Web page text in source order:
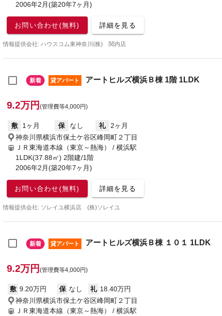
2006年2月(築20年7ヶ月)
お問い合わせ(無料) 詳細を見る
情報提供会社: ハウスコム東神奈川(株) 関内店
新着 貸アパート アートヒルズ横浜Ｂ棟 1階 1LDK
9.2万円 (管理費等4,000円)
敷 1ヶ月 保 なし 礼
2ヶ月
神奈川県横浜市保土ケ谷区峰岡町２丁目
ＪＲ東海道本線（東京～熱海） / 横浜駅
1LDK(37.88㎡) 2階建/1階
2006年2月(築20年7ヶ月)
お問い合わせ(無料) 詳細を見る
情報提供会社: ソレイユ横浜店 (株)ソレイユ
新着 貸アパート アートヒルズ横浜Ｂ棟 １０１ 1LDK
9.2万円 (管理費等4,000円)
敷 9.20万円 保 なし 礼 18.40万円
神奈川県横浜市保土ケ谷区峰岡町２丁目
ＪＲ東海道本線（東京～熱海） / 横浜駅